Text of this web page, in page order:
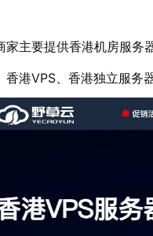
主要提供香港机房服务
港VPS、香港独立服务